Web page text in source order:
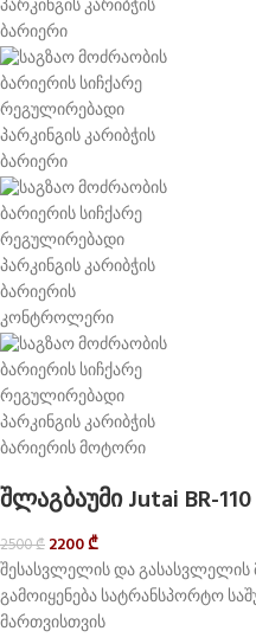
შლაგბაუმი Jutai BR-110
2500₾ 2200₾
შესასვლელის და
გამოიყენება სატრანსპორტო
მართვისთვის